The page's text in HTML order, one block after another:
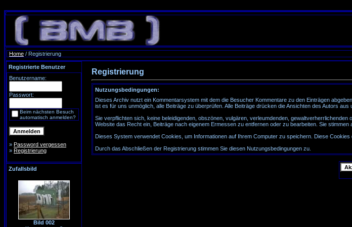
Home / Registrierung
Registrierte Benutzer
Benutzername:
Passwort:
Beim nächsten Besuch
automatisch anmelden?
» Password vergessen
» Registrierung
Zufallsbild
Bild 002
Registrierung
Nutzungsbedingungen:
Dieses Archiv nutzt ein Kommentarsystem mit dem die Besucher Kommentare zu den Einträgen
ist es für uns unmöglich, alle Beiträge zu überprüfen. Alle Beiträge drücken die Ansichten des Autors
Sie verpflichten sich, keine beleidigenden, obszönen, vulgären, verleumdenden,
Website das Recht ein, Beiträge nach eigenem Ermessen zu entfernen oder zu bearbeiten. Sie
Dieses System verwendet Cookies, um Informationen auf Ihrem Computer zu speichern. Diese
Durch das Abschließen der Registrierung stimmen Sie diesen Nutzungsbedingungen zu.